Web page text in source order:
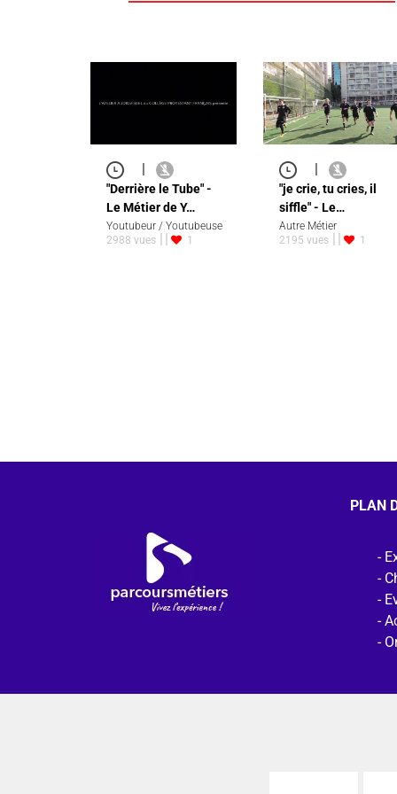
"Derrière le Tube" -
Le Métier de Y…
Youtubeur / Youtubeuse
2988 vues
1
"je crie, tu cries, il
siffle" - Le…
Autre Métier
2195 vues
1
PLAN